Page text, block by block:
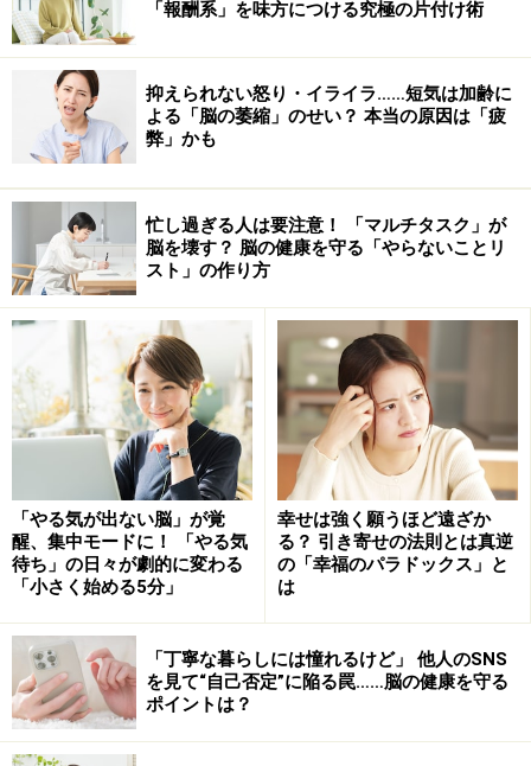
大人が丸暗記が苦手になるのは、「脳の衰
え」ではなく「脳の発達」のため
日本では、小学校低学年で九九を丸暗記させます。小学
生だった私自身も「何のために？」と思いつつも、仕方
なく覚えました。でも今改めて振り返ると、子どものと
きに暗記しておいてよかったなと思います。もし大人に
なって丸暗記しろと言われても、たぶん難しいからで
大人になると、丸暗記が苦手になるのは、脳の働きが落
ちるからではありません。脳の海馬が発達し、意味記憶
よりもエピソード記憶が中心になるからです。
「報酬系」を味方につける究極の片付け術
抑えられない怒り・イライラ……短気は加齢に
よる「脳の萎縮」のせい？ 本当の原因は「疲
弊」かも
忙し過ぎる人は要注意！ 「マルチタスク」が
脳を壊す？ 脳の健康を守る「やらないことリ
スト」の作り方
「やる気が出ない脳」が覚
醒、集中モードに！ 「やる気
待ち」の日々が劇的に変わる
「小さく始める5分」
幸せは強く願うほど遠ざか
る？ 引き寄せの法則とは真逆
の「幸福のパラドックス」と
は
「丁寧な暮らしには憧れるけど」 他人のSNS
を見て“自己否定”に陥る罠……脳の健康を守る
ポイントは？